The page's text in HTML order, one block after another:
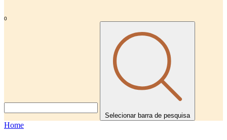
0
Selecionar barra de pesquisa
Home